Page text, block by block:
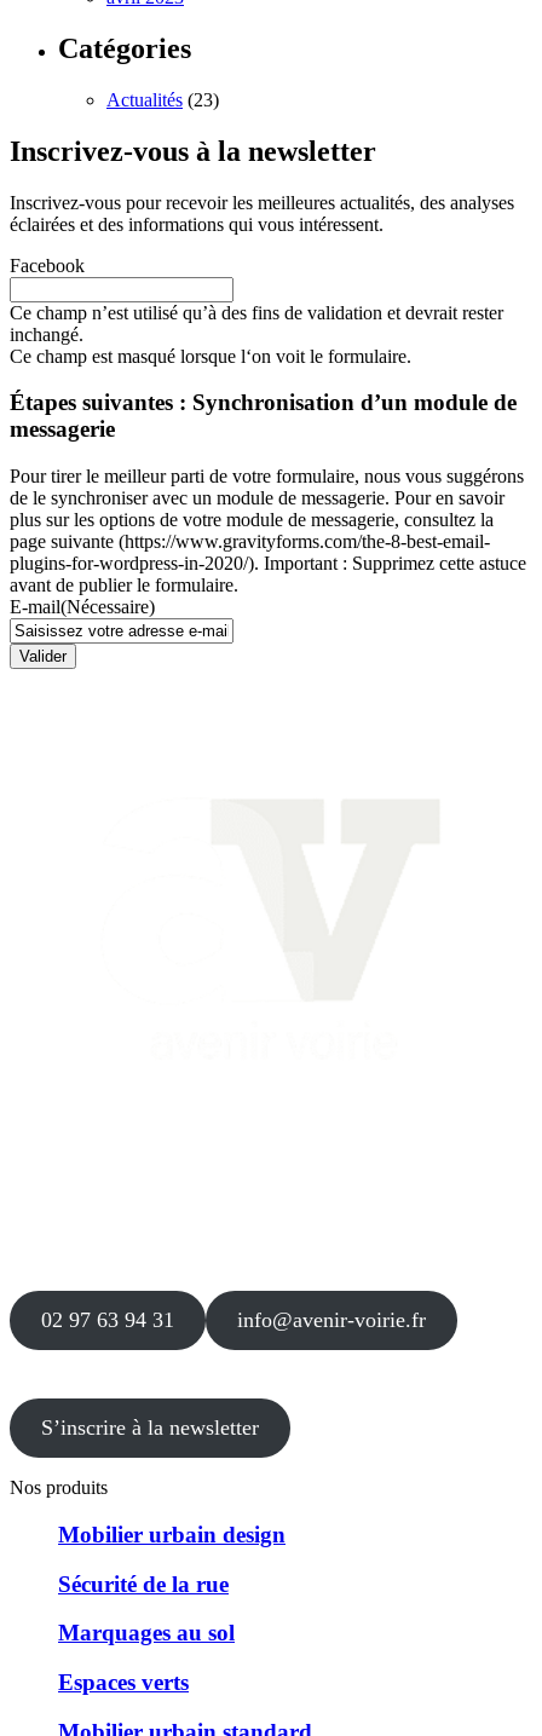
Catégories
Actualités (23)
Inscrivez-vous à la newsletter
Inscrivez-vous pour recevoir les meilleures actualités, des analyses
éclairées et des informations qui vous intéressent.
Facebook
Ce champ n’est utilisé qu’à des fins de validation et devrait rester
inchangé.
Ce champ est masqué lorsque l‘on voit le formulaire.
Étapes suivantes : Synchronisation d’un module de
messagerie
Pour tirer le meilleur parti de votre formulaire, nous vous suggérons
de le synchroniser avec un module de messagerie. Pour en savoir
plus sur les options de votre module de messagerie, consultez la
page suivante (https://www.gravityforms.com/the-8-best-email-
plugins-for-wordpress-in-2020/). Important : Supprimez cette astuce
avant de publier le formulaire.
E-mail(Nécessaire)
Valider
02 97 63 94 31 info@avenir-voirie.fr
S’inscrire à la newsletter
Nos produits
Mobilier urbain design
Sécurité de la rue
Marquages au sol
Espaces verts